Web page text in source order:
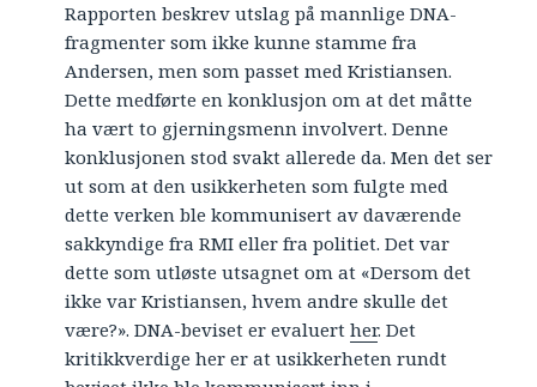
Rapporten beskrev utslag på mannlige DNA-
fragmenter som ikke kunne stamme fra
Andersen, men som passet med Kristiansen.
Dette medførte en konklusjon om at det måtte
ha vært to gjerningsmenn involvert. Denne
konklusjonen stod svakt allerede da. Men det ser
ut som at den usikkerheten som fulgte med
dette verken ble kommunisert av daværende
sakkyndige fra RMI eller fra politiet. Det var
dette som utløste utsagnet om at «Dersom det
ikke var Kristiansen, hvem andre skulle det
være?». DNA-beviset er evaluerther. Det
kritikkverdige her er at usikkerheten rundt